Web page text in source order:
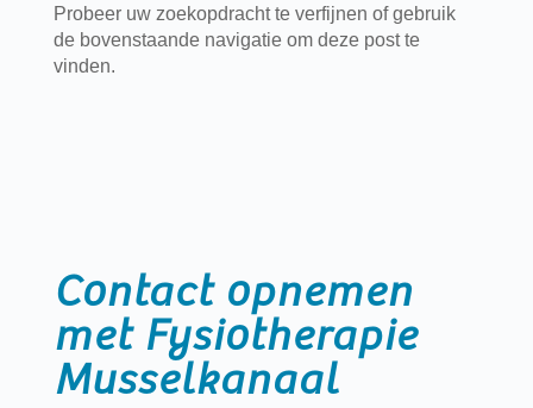
Probeer uw zoekopdracht te verfijnen of gebruik
de bovenstaande navigatie om deze post te
vinden.
Contact opnemen
met Fysiotherapie
Musselkanaal